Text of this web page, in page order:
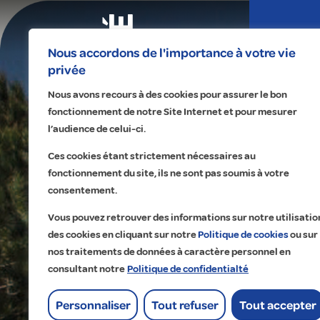
Nous accordons de l'importance à votre vie
privée
Nous avons recours à des cookies pour assurer le bon
fonctionnement de notre Site Internet et pour mesurer
l’audience de celui-ci.
Ces cookies étant strictement nécessaires au
fonctionnement du site, ils ne sont pas soumis à votre
consentement.
Vous pouvez retrouver des informations sur notre
des cookies en cliquant sur notrePolitique de cookiesou sur
nos traitements de données à caractère personnel en
consultant notrePolitique de confidentialté
Personnaliser Tout refuser Tout accepter
Expertises